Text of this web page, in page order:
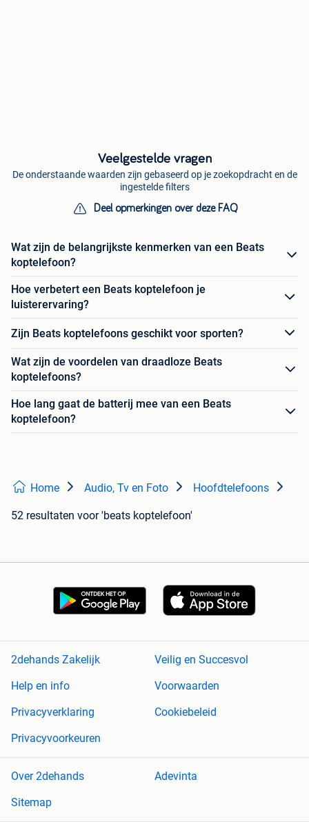
Veelgestelde vragen
De onderstaande waarden zijn gebaseerd op je zoekopdracht en de
ingestelde filters
Deel opmerkingen over deze FAQ
Wat zijn de belangrijkste kenmerken van een Beats
koptelefoon?
Hoe verbetert een Beats koptelefoon je
luisterervaring?
Zijn Beats koptelefoons geschikt voor sporten?
Wat zijn de voordelen van draadloze Beats
koptelefoons?
Hoe lang gaat de batterij mee van een Beats
koptelefoon?
Home Audio, Tv en Foto Hoofdtelefoons
52 resultaten voor 'beats koptelefoon'
2dehands Zakelijk
Veilig en Succesvol
Help en info
Voorwaarden
Privacyverklaring
Cookiebeleid
Privacyvoorkeuren
Over 2dehands
Adevinta
Sitemap